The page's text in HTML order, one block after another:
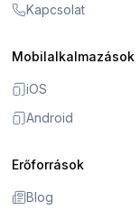
Kapcsolat
Mobilalkalmazások
iOS
Android
Erőforrások
Blog